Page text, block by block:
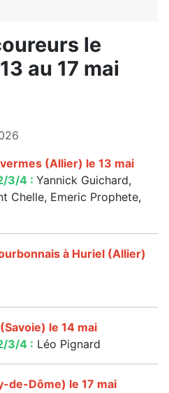
le
au 17 mai
(Allier) le 13 mai
3/4 : Yannick Guichard,
Chelle, Emeric Prophete,
à Huriel (Allier)
le 14 mai
3/4 : Léo Pignard
de-Dôme) le 17 mai